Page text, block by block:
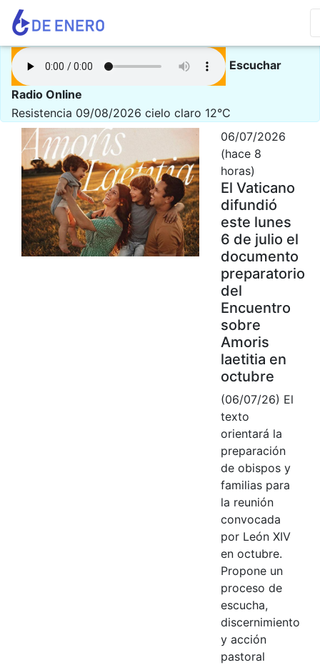
Escuchar
Radio Online
Resistencia 09/08/2026 cielo claro 12°C
06/07/2026
(hace 8
horas)
El Vaticano
difundió
este lunes
6 de julio el
documento
preparatorio
del
Encuentro
sobre
Amoris
laetitia en
octubre
(06/07/26) El
texto
orientará la
preparación
de obispos y
familias para
la reunión
convocada
por León XIV
en octubre.
Propone un
proceso de
escucha,
discernimiento
y acción
pastoral